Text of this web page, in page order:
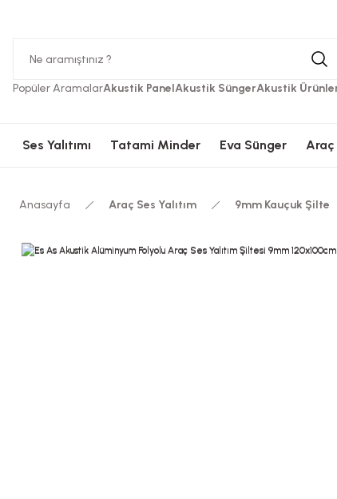
Popüler AramalarAkustik PanelAkustik SüngerAkustik
Ses Yalıtımı Tatami Minder Eva Sünger Araç
Anasayfa Araç Ses Yalıtım 9mm Kauçuk Şilte